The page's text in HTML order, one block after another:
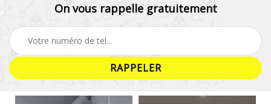
On vous rappelle gratuitement